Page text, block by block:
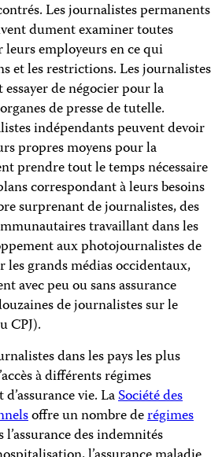
Les journalistes permanents
dument examiner toutes
employeurs en ce qui
et les restrictions. Les journalistes
de négocier pour la
de presse de tutelle.
indépendants peuvent devoir
propres moyens pour la
prendre tout le temps nécessaire
correspondant à leurs besoins
surprenant de journalistes, des
travaillant dans les
aux photojournalistes de
grands médias occidentaux,
avec peu ou sans assurance
de journalistes sur le
CPJ).
dans les pays les plus
à différents régimes
vie. LaSociété des
offre un nombre derégimes
des indemnités